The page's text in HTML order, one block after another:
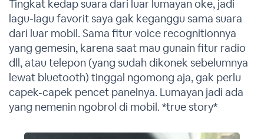
Tingkat kedap suara dari luar lumayan oke, jadi
lagu-lagu favorit saya gak keganggu sama suara
dari luar mobil. Sama fitur voice recognitionnya
yang gemesin, karena saat mau gunain fitur radio
dll, atau telepon (yang sudah dikonek sebelumnya
lewat bluetooth) tinggal ngomong aja, gak perlu
capek-capek pencet panelnya. Lumayan jadi ada
yang nemenin ngobrol di mobil. *true story*